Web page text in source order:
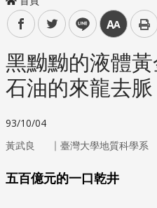
facebooktwitter line 中
黑黝黝的液體
石油的來龍去脈
93/10/04
黃武良 ｜ 臺灣大學地質科學系
五百億元的一口乾井